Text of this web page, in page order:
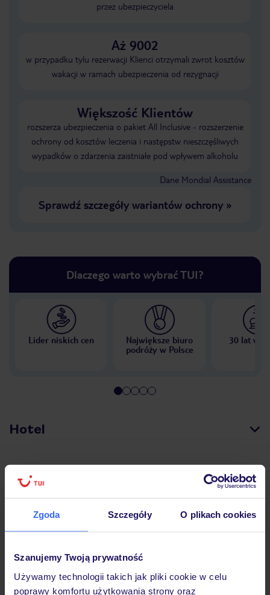
Zgoda Szczegóły O plikach cookies
Szanujemy Twoją prywatność
Używamy technologii takich jak pliki cookie w celu
poprawy komfortu użytkowania strony oraz
przez ubezpieczyciela
Aż 9002
w przypadku tylu rezerwacji Klienci otrzymali zwrot kosztów
wakacji w ramach ubezpieczenia od rezygnacji
Większość Klientów
rozszerza ubezpieczenia o pakiet All Inclusive - rozszerzenie
ochrony od kosztów leczenia i następstw nieszczęśliwych
wypadków o zdarzenia zaistniałe pod wpływem alkoholu
Dane Mondial Assistance
Sprawdź szczegóły wariantów ochrony»
Dlaczego warto wybrać TUI?
Lider niskich cen
Największe biuro
podróży w Polsce
30 lat w
Hotel
Opinie
Pokoje
Wyżywienie